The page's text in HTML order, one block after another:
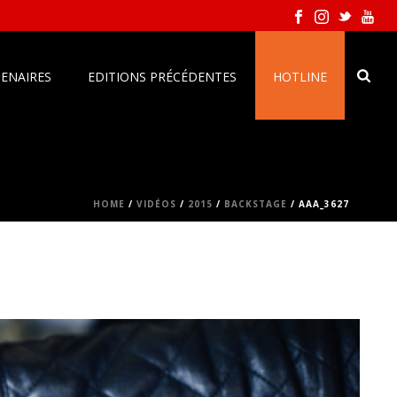
EDITIONS PRÉCÉDENTES HOTLINE
HOME / VIDÉOS / 2015 / BACKSTAGE / AAA_3627